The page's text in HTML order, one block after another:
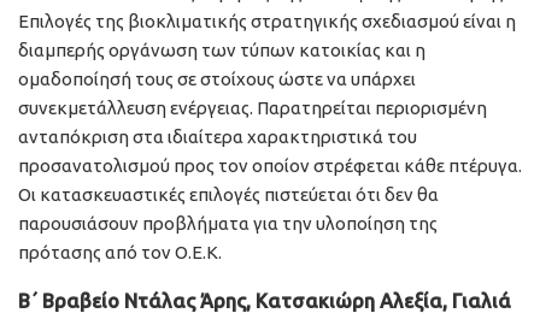
Επιλογές της βιοκλιματικής στρατηγικής σχεδιασμού είναι η
διαμπερής οργάνωση των τύπων κατοικίας και η
ομαδοποίησή τους σε στοίχους ώστε να υπάρχει
συνεκμετάλλευση ενέργειας. Παρατηρείται περιορισμένη
ανταπόκριση στα ιδιαίτερα χαρακτηριστικά του
προσανατολισμού προς τον οποίον στρέφεται κάθε πτέρυγα.
Οι κατασκευαστικές επιλογές πιστεύεται ότι δεν θα
παρουσιάσουν προβλήματα για την υλοποίηση της
πρότασης από τον Ο.Ε.Κ.
Β΄ Βραβείο Ντάλας Άρης, Κατσακιώρη Αλεξία, Γιαλιά